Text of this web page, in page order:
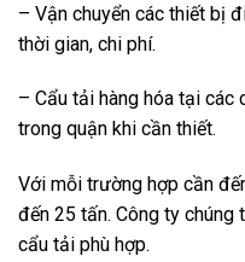
– Vận chuyển các thiết bị
thời gian, chi phí.
– Cẩu tải hàng hóa tại các
trong quận khi cần thiết.
Với mỗi trường hợp cần
đến 25 tấn. Công ty
cẩu tải phù hợp.